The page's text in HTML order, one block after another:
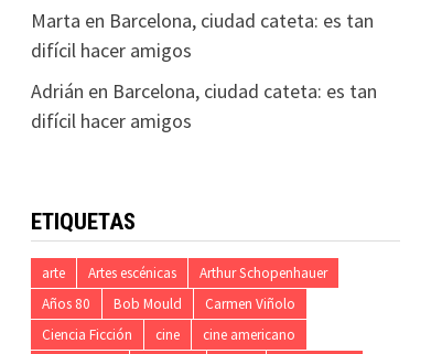
Marta en Barcelona, ciudad cateta: es tan
difícil hacer amigos
Adrián en Barcelona, ciudad cateta: es tan
difícil hacer amigos
ETIQUETAS
arte Artes escénicas
Arthur Schopenhauer
Años 80
Bob Mould
Carmen Viñolo
Ciencia Ficción
cine
cine americano